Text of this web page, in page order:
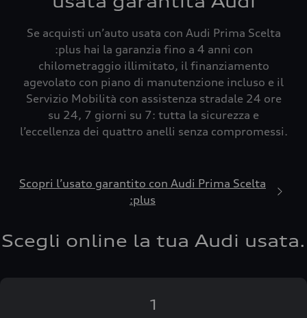
Se acquisti un’auto usata con Audi Prima Scelta
:plus hai la garanzia fino a 4 anni con
chilometraggio illimitato, il finanziamento
agevolato con piano di manutenzione incluso e il
Servizio Mobilità con assistenza stradale 24 ore
su 24, 7 giorni su 7: tutta la sicurezza e
l’eccellenza dei quattro anelli senza compromessi.
Scopri l’usato garantito con Audi Prima Scelta
:plus
Scegli online la tua Audi usata.
1